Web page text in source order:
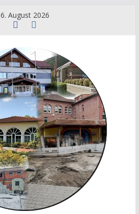
6. August 2026